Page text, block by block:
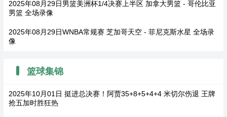
2025年08月29日男篮美洲杯1/4决赛上半区 加拿大男篮 - 哥伦比亚
男篮 全场录像
2025年08月29日WNBA常规赛 芝加哥天空 - 菲尼克斯水星 全场录
像
篮球集锦
2025年10月01日 挺进总决赛！阿贾35+8+5+4+4 米切尔伤退 王牌
抢五加时胜狂热